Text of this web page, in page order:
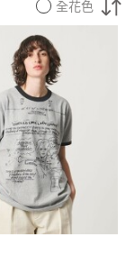
全花色